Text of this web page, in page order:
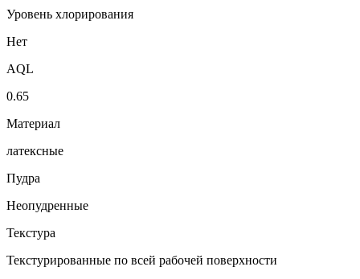
Уровень хлорирования
Нет
AQL
0.65
Материал
латексные
Пудра
Неопудренные
Текстура
Текстурированные по всей рабочей поверхности